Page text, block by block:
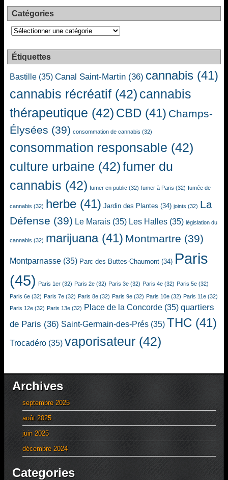
Catégories
Catégories
Étiquettes
Bastille (35) Canal Saint-Martin (36) cannabis (41)
cannabis récréatif (42) cannabis
thérapeutique (42) CBD (41) Champs-
Élysées (39) consommation de cannabis (32)
consommation responsable (42)
culture urbaine (42)fumer du
cannabis (42) fumer en public (32) fumer à Paris (32) fumée de
cannabis (32) herbe (41) Jardin des Plantes (34) joints (32) La
Défense (39) Le Marais (35) Les Halles (35) législation du
cannabis (32) marijuana(41) Montmartre (39)
Montparnasse (35) Parc des Buttes-Chaumont (34) Paris
(45) Paris 1er (32) Paris 2e (32) Paris 3e (32) Paris 4e (32) Paris 5e (32)
Paris 6e (32) Paris 7e (32) Paris 8e (32) Paris 9e (32) Paris 10e (32) Paris 11e (32)
Paris 12e (32) Paris 13e (32) Place de la Concorde (35) quartiers
de Paris (36) Saint-Germain-des-Prés (35) THC (41)
Trocadéro (35) vaporisateur (42)
Archives
septembre 2025
août 2025
juin 2025
décembre 2024
Categories